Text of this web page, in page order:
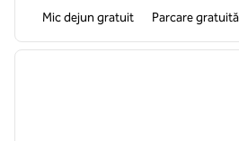
Mic dejun gratuit Parcare gratuită
1 din 12